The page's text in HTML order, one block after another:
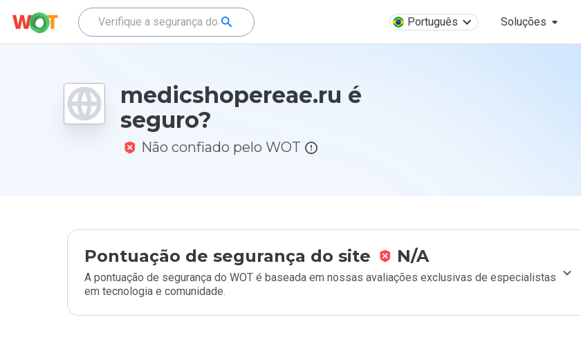
Português Soluções
medicshopereae.ru é
seguro?
Não confiado pelo WOT
Pontuação de segurança do site N/A
A pontuação de segurança do WOT é baseada em nossas avaliações exclusivas de especialistas
em tecnologia e comunidade.